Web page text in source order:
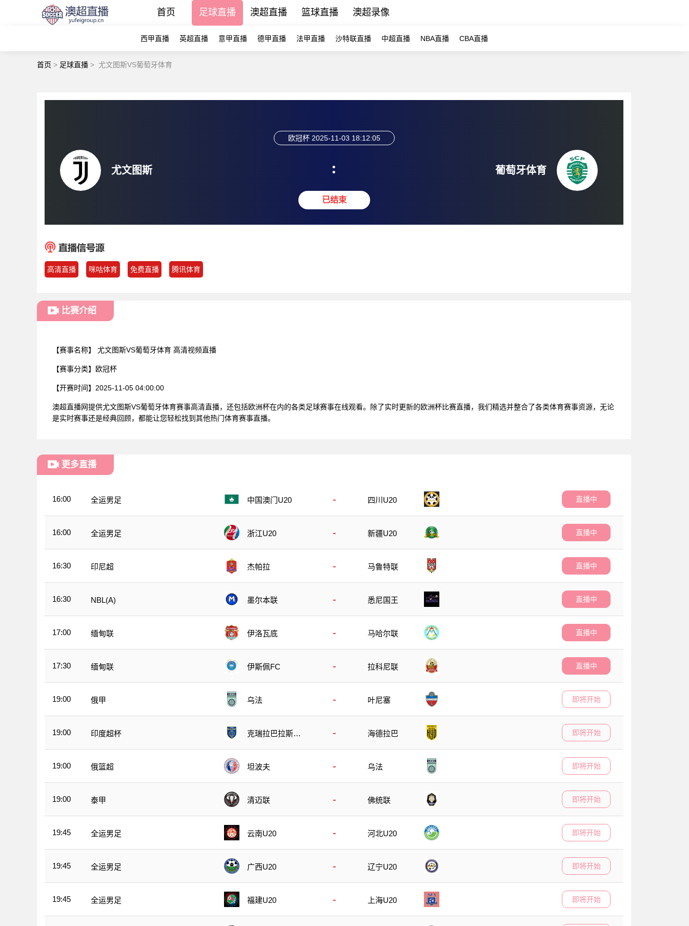
首页 足球直播 澳超直播 篮球直播 澳超录像
西甲直播 英超直播 意甲直播 德甲直播 法甲直播 沙特联直播 中超直播 NBA直播 CBA直播
首页 > 足球直播 > 尤文图斯VS葡萄牙体育
尤文图斯
欧冠杯 2025-11-03 18:12:05
:
已结束
葡萄牙体育
高清直播 咪咕体育 免费直播 腾讯体育
比赛介绍
【赛事名称】 尤文图斯VS葡萄牙体育 高清视频直播
【赛事分类】 欧冠杯
【开赛时间】 2025-11-05 04:00:00
澳超直播网提供尤文图斯VS葡萄牙体育赛事高清直播，还包括欧洲杯在内的各类足球赛事在线观看。除了实时更新的欧洲杯比赛直播，我们精选并整合了各类体育赛事资源，无论
是实时赛事还是经典回顾，都能让您轻松找到其他热门体育赛事直播。
更多直播
16:00 全运男足 中国澳门U20 - 四川U20 直播中
16:00 全运男足 浙江U20 - 新疆U20 直播中
16:30 印尼超 杰帕拉 - 马鲁特联 直播中
16:30 NBL(A) 墨尔本联 - 悉尼国王 直播中
17:00 缅甸联 伊洛瓦底 - 马哈尔联 直播中
17:30 缅甸联 伊斯佩FC - 拉科尼联 直播中
19:00 俄甲 乌法 - 叶尼塞 即将开始
19:00 印度超杯
克瑞拉巴拉斯特
- 海德拉巴 即将开始
19:00 俄篮超 坦波夫 - 乌法 即将开始
19:00 泰甲 清迈联 - 佛统联 即将开始
19:45 全运男足 云南U20 - 河北U20 即将开始
19:45 全运男足 广西U20 - 辽宁U20 即将开始
19:45 全运男足 福建U20 - 上海U20 即将开始